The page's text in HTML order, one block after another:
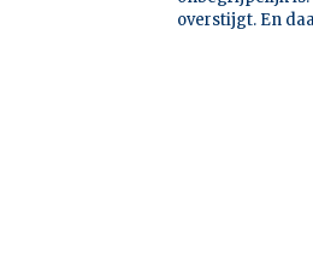
overstijgt. En